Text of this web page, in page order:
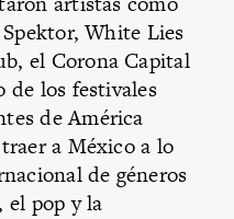
White Lies
el Corona Capital
de los festivales
de América
a México a lo
de géneros
el pop y la